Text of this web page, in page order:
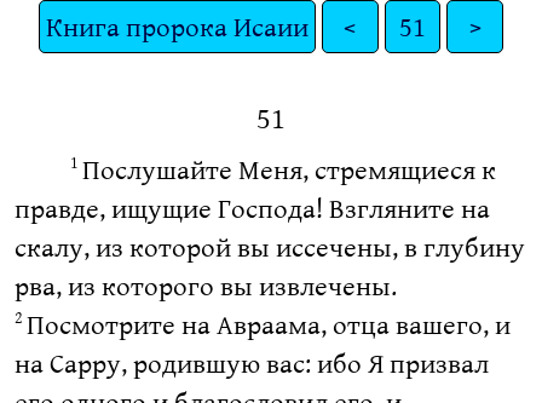
Книга пророка Исаии < 51 >
51
1 Послушайте Меня, стремящиеся к
правде, ищущие Господа! Взгляните на
скалу, из которой вы иссечены, в глубину
рва, из которого вы извлечены.
2 Посмотрите на Авраама, отца вашего, и
на Сарру, родившую вас: ибо Я призвал